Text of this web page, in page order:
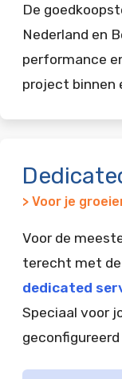
De
Nederland en
performance
project binnen
> Voor je
Voor de
terecht met
dedicated
Speciaal voor